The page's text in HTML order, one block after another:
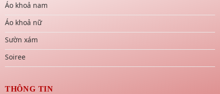
Áo khoả nam
Áo khoả nữ
Sườn xám
Soiree
THÔNG TIN